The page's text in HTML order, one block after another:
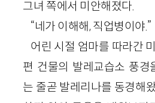
그녀 쪽에서 미안해졌다.
“네가 이해해, 직업병이야.”
어린 시절 엄마를 따라간
편 건물의 발레교습소 풍경
는 줄곧 발레리나를 동경해